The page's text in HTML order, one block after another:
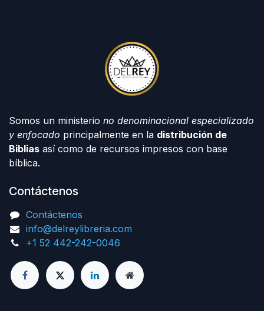
Somos un ministerio no denominacional especializado
y enfocado principalmente en la distribución de
Biblias así como de recursos impresos con base
bíblica.
Contáctenos
Contáctenos
info@delreylibreria.com
+1 52 442-242-0046